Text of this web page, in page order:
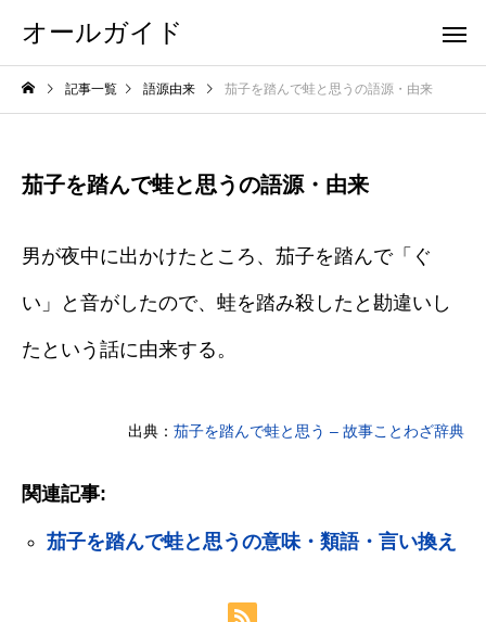
オールガイド
記事一覧 語源由来 茄子を踏んで蛙と思うの語源・由来
茄子を踏んで蛙と思うの語源・由来
男が夜中に出かけたところ、茄子を踏んで「ぐ
い」と音がしたので、蛙を踏み殺したと勘違いし
たという話に由来する。
出典： 茄子を踏んで蛙と思う – 故事ことわざ辞典
関連記事:
茄子を踏んで蛙と思うの意味・類語・言い換え